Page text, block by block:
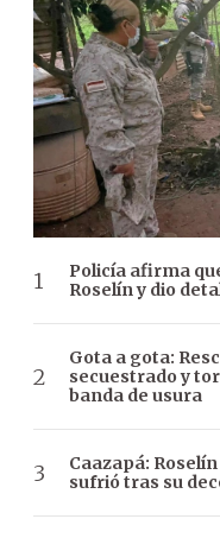
Policía afirma
Roselín y dio
Gota a gota:
secuestrado y
banda de usura
Caazapá:
sufrió tras su